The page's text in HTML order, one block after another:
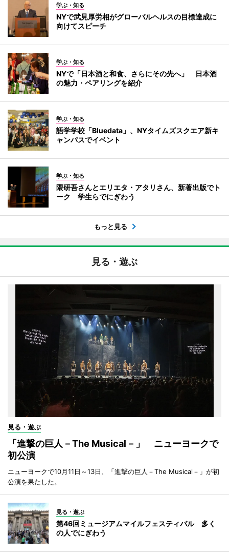
学ぶ・知る
NYで武見厚労相がグローバルヘルスの目標達成に
向けてスピーチ
学ぶ・知る
NYで「日本酒と和食、さらにその先へ」 日本酒
の魅力・ペアリングを紹介
学ぶ・知る
語学学校「Bluedata」、NYタイムズスクエア新キ
ャンパスでイベント
学ぶ・知る
隈研吾さんとエリエタ・アタリさん、新著出版でト
ーク 学生らでにぎわう
もっと見る
見る・遊ぶ
見る・遊ぶ
「進撃の巨人－The Musical－」 ニューヨークで
初公演
ニューヨークで10月11日～13日、「進撃の巨人－The Musical－」が初
公演を果たした。
見る・遊ぶ
第46回ミュージアムマイルフェスティバル 多く
の人でにぎわう